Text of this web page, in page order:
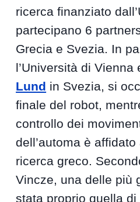
ricerca finanziato
partecipano 6
Grecia e Svezia. In
l’Università di Vienna
Lund in Svezia, si
finale del robot,
controllo dei
dell’automa è
ricerca greco.
Vincze, una delle più
stata proprio quella di